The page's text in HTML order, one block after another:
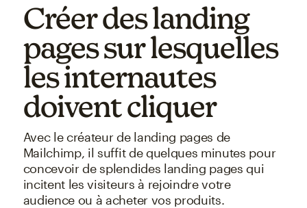
Créer des landing
pages sur lesquelles
les internautes
doivent cliquer
Avec le créateur de landing pages de
Mailchimp, il suffit de quelques minutes pour
concevoir de splendides landing pages qui
incitent les visiteurs à rejoindre votre
audience ou à acheter vos produits.